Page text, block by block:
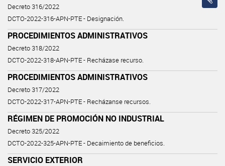
Decreto 316/2022
DCTO-2022-316-APN-PTE - Designación.
PROCEDIMIENTOS ADMINISTRATIVOS
Decreto 318/2022
DCTO-2022-318-APN-PTE - Recházase recurso.
PROCEDIMIENTOS ADMINISTRATIVOS
Decreto 317/2022
DCTO-2022-317-APN-PTE - Recházanse recursos.
RÉGIMEN DE PROMOCIÓN NO INDUSTRIAL
Decreto 325/2022
DCTO-2022-325-APN-PTE - Decaimiento de beneficios.
SERVICIO EXTERIOR